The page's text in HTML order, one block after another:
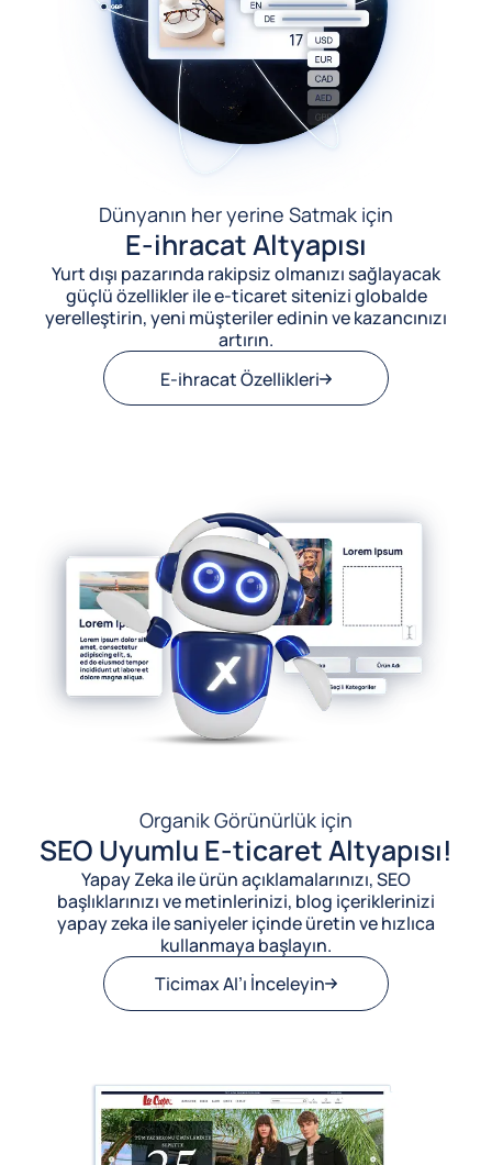
Dünyanın her yerine Satmak için
E-ihracat Altyapısı
Yurt dışı pazarında rakipsiz olmanızı sağlayacak
güçlü özellikler ile e-ticaret sitenizi globalde
yerelleştirin, yeni müşteriler edinin ve kazancınızı
artırın.
E-ihracat Özellikleri
Organik Görünürlük için
SEO Uyumlu E-ticaret Altyapısı!
Yapay Zeka ile ürün açıklamalarınızı, SEO
başlıklarınızı ve metinlerinizi, blog içeriklerinizi
yapay zeka ile saniyeler içinde üretin ve hızlıca
kullanmaya başlayın.
Ticimax AI’ı İnceleyin